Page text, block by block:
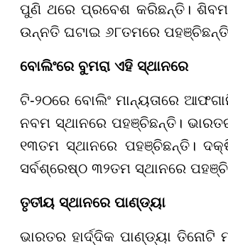
ପୁଣି ଥରେ ପ୍ରବେଶ କରିଛନ୍ତି।
ଉନ୍ନତି ଘଟାଇ ୬୮ତମରେ
ବୋଲିଂରେ ବୁମରା ଏହି ସ୍ଥାନରେ
ଟି-୨୦ରେ ବୋଲିଂ ମାନ୍ୟତାରେ
ନବମ ସ୍ଥାନରେ ପହଞ୍ଚିଛନ୍ତି।
୧୩ତମ ସ୍ଥାନରେ ପହଞ୍ଚିଛନ୍ତି।
ସର୍ବଶ୍ରେଷ୍ଠ ୩୨ତମ ସ୍ଥାନରେ
ତୃତୀୟ ସ୍ଥାନରେ ପାଣ୍ଡ୍ୟା
ଭାରତର ହାର୍ଦ୍ଦିକ ପାଣ୍ଡ୍ୟା